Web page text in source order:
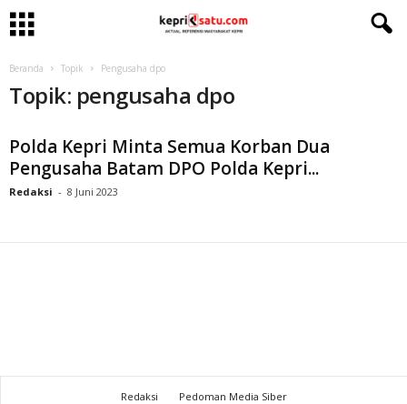
Beranda Topik Pengusaha dpo
Topik: pengusaha dpo
Polda Kepri Minta Semua Korban Dua
Pengusaha Batam DPO Polda Kepri...
Redaksi - 8 Juni 2023
Redaksi
Pedoman Media Siber